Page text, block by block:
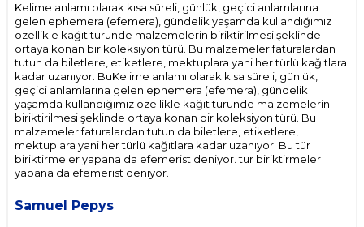
Kelime anlamı olarak kısa süreli, günlük, geçici anlamlarına
gelen ephemera (efemera), gündelik yaşamda kullandığımız
özellikle kağıt türünde malzemelerin biriktirilmesi şeklinde
ortaya konan bir koleksiyon türü. Bu malzemeler faturalardan
tutun da biletlere, etiketlere, mektuplara yani her türlü kağıtlara
kadar uzanıyor. BuKelime anlamı olarak kısa süreli, günlük,
geçici anlamlarına gelen ephemera (efemera), gündelik
yaşamda kullandığımız özellikle kağıt türünde malzemelerin
biriktirilmesi şeklinde ortaya konan bir koleksiyon türü. Bu
malzemeler faturalardan tutun da biletlere, etiketlere,
mektuplara yani her türlü kağıtlara kadar uzanıyor. Bu tür
biriktirmeler yapana da efemerist deniyor. tür biriktirmeler
yapana da efemerist deniyor.
Samuel Pepys